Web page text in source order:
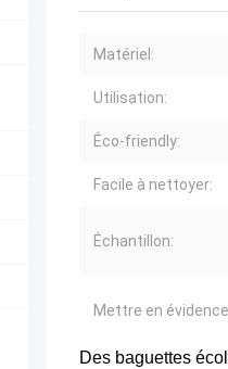
Matériel:
Utilisation:
Éco-friendly:
Facile à nettoyer:
Échantillon:
Mettre en
Des baguettes